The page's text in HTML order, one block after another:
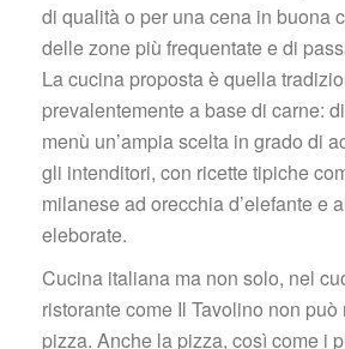
di qualità o per una cena in buona
delle zone più frequentate e di
La cucina proposta è quella
prevalentemente a base di carne:
menù un’ampia scelta in grado di
gli intenditori, con ricette tipiche
milanese ad orecchia d’elefante e
eleborate.
Cucina italiana ma non solo, nel
ristorante come Il Tavolino non
pizza. Anche la pizza, così come i